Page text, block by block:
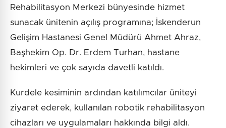
Rehabilitasyon Merkezi bünyesinde hizmet
sunacak ünitenin açılış programına; İskenderun
Gelişim Hastanesi Genel Müdürü Ahmet Ahraz,
Başhekim Op. Dr. Erdem Turhan, hastane
hekimleri ve çok sayıda davetli katıldı.
Kurdele kesiminin ardından katılımcılar üniteyi
ziyaret ederek, kullanılan robotik rehabilitasyon
cihazları ve uygulamaları hakkında bilgi aldı.